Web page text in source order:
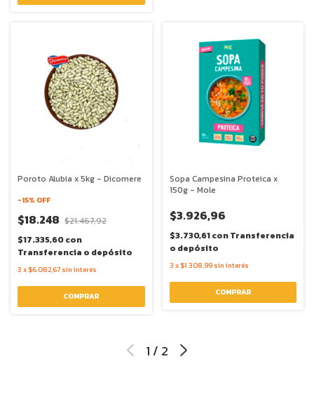
Poroto Alubia x 5kg - Dicomere
-15% OFF
$18.248 $21.467,92
$17.335,60con
Transferencia o depósito
3 x $6.082,67 sin interés
Sopa Campesina Proteica x
150g - Mole
$3.926,96
$3.730,61conTransferencia
o depósito
3 x $1.308,99 sin interés
1 / 2